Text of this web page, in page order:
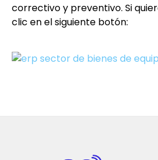
correctivo y preventivo. Si
clic en el siguiente botón: